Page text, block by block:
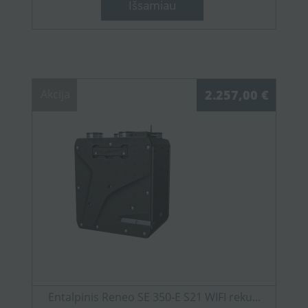
Išsamiau
2.257,00 €
Entalpinis Reneo SE 350-E S21 WIFI reku...